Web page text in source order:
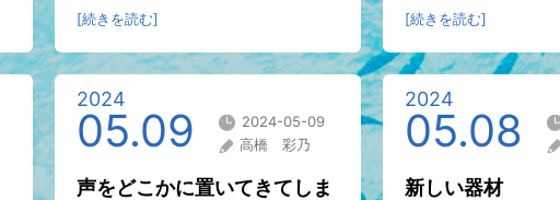
[続きを読む] [続きを読む]
2024
05.09
2024-05-09
高橋 彩乃
声をどこかに置いてきてしま
2024
05.08
新しい器材